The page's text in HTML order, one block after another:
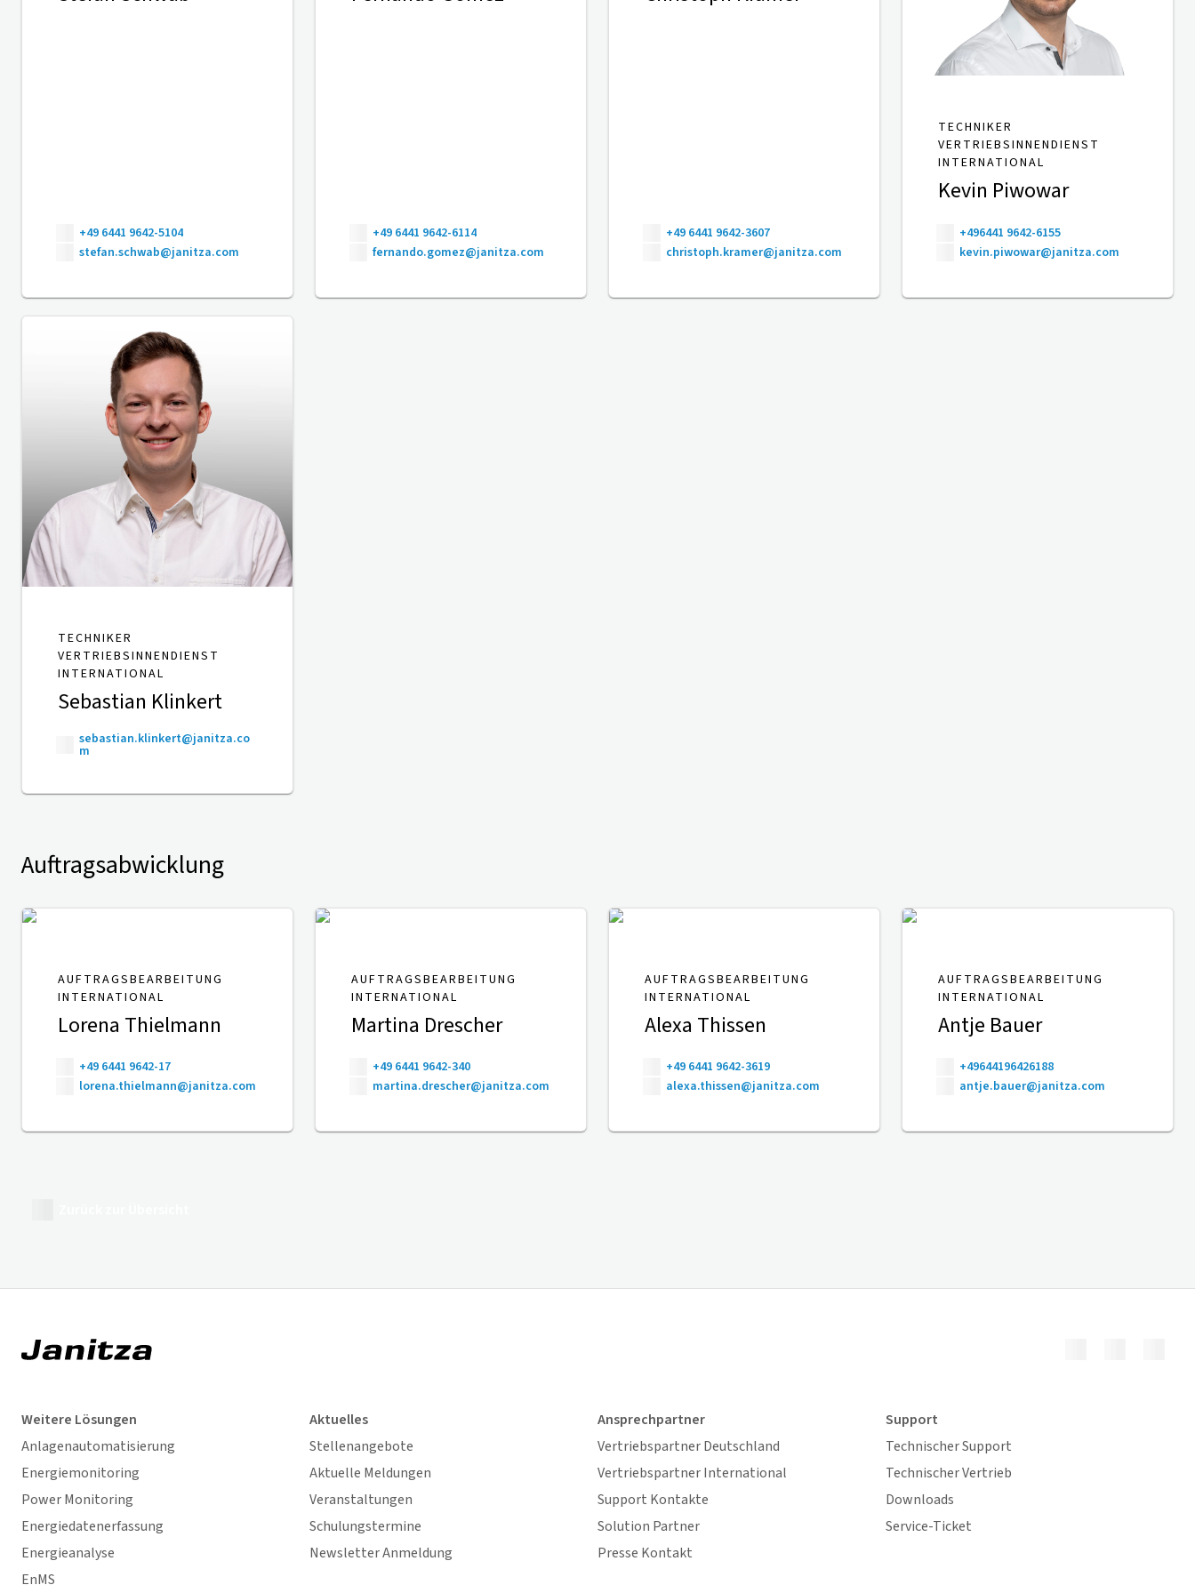
+49 6441 9642-5104
stefan.schwab@janitza.com
+49 6441 9642-6114
fernando.gomez@janitza.com
+49 6441 9642-3607
christoph.kramer@janitza.com
TECHNIKER
VERTRIEBSINNENDIENST
INTERNATIONAL
Kevin Piwowar
+496441 9642-6155
kevin.piwowar@janitza.com
TECHNIKER
VERTRIEBSINNENDIENST
INTERNATIONAL
Sebastian Klinkert
sebastian.klinkert@janitza.co
m
Auftragsabwicklung
AUFTRAGSBEARBEITUNG
INTERNATIONAL
Lorena Thielmann
+49 6441 9642-17
lorena.thielmann@janitza.com
AUFTRAGSBEARBEITUNG
INTERNATIONAL
Martina Drescher
+49 6441 9642-340
martina.drescher@janitza.com
AUFTRAGSBEARBEITUNG
INTERNATIONAL
Alexa Thissen
+49 6441 9642-3619
alexa.thissen@janitza.com
AUFTRAGSBEARBEITUNG
INTERNATIONAL
Antje Bauer
+49644196426188
antje.bauer@janitza.com
Weitere Lösungen
Anlagenautomatisierung
Energiemonitoring
Power Monitoring
Energiedatenerfassung
Energieanalyse
EnMS
Aktuelles
Stellenangebote
Aktuelle Meldungen
Veranstaltungen
Schulungstermine
Newsletter Anmeldung
Ansprechpartner
Vertriebspartner Deutschland
Vertriebspartner International
Support Kontakte
Solution Partner
Presse Kontakt
Support
Technischer Support
Technischer Vertrieb
Downloads
Service-Ticket